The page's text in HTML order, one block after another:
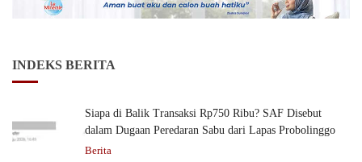
INDEKS BERITA
Siapa di Balik Transaksi Rp750 Ribu? SAF Disebut
dalam Dugaan Peredaran Sabu dari Lapas Probolinggo
Berita